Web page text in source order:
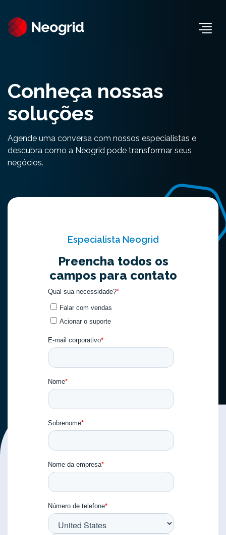
Conheça nossas
soluções
Agende uma conversa com nossos especialistas e
descubra como a Neogrid pode transformar seus
negócios.
Especialista Neogrid
Preencha todos os
campos para contato